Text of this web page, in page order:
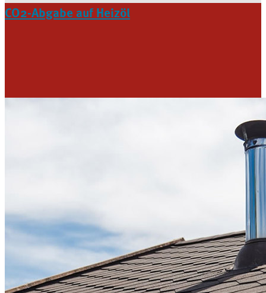
CO2-Abgabe auf Heizöl